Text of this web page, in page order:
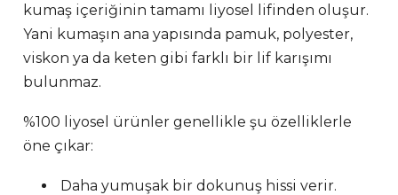
kumaş içeriğinin tamamı liyosel lifinden oluşur.
Yani kumaşın ana yapısında pamuk, polyester,
viskon ya da keten gibi farklı bir lif karışımı
bulunmaz.
%100 liyosel ürünler genellikle şu özelliklerle
öne çıkar:
Daha yumuşak bir dokunuş hissi verir.